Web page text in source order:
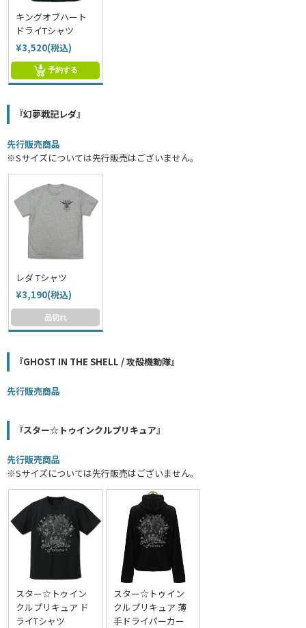
キングオブハート
ドライTシャツ
¥3,520(税込)
予約する
『幻夢戦記レダ』
先行販売商品
※Sサイズについては先行販売はございません。
レダ Tシャツ
¥3,190(税込)
品切れ
『GHOST IN THE SHELL / 攻殻機動隊』
先行販売商品
『スター☆トゥインクルプリキュア』
先行販売商品
※Sサイズについては先行販売はございません。
スター☆トゥイン
クルプリキュア ド
ライTシャツ
スター☆トゥイン
クルプリキュア 薄
手ドライパーカー